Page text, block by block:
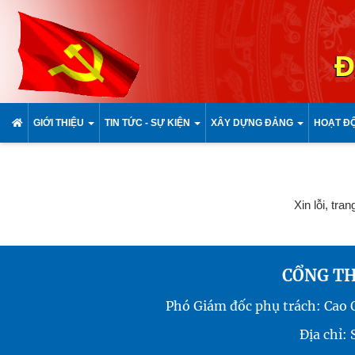
GIỚI THIỆU TIN TỨC - SỰ KIỆN XÂY DỰNG ĐẢNG HOẠT
Xin lỗi,
CỔNG
Phó Giám đốc phụ trách:
Địa chỉ: